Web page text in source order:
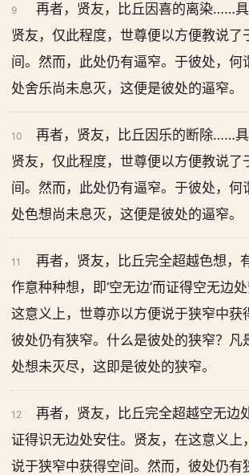
9
再者，贤友，比丘因喜的离染……具
贤友，仅此程度，世尊便以方便教说了
间。然而，此处仍有逼窄。于彼处，何
处舍乐尚未息灭，这便是彼处的逼窄。
10
再者，贤友，比丘因乐的断除……具
贤友，仅此程度，世尊便以方便教说了
间。然而，此处仍有逼窄。于彼处，何
处色想尚未息灭，这便是彼处的逼窄。
11
再者，贤友，比丘完全超越色想，
作意种种想，即‘空无边’而证得空无边
这意义上，世尊亦以方便说于狭窄中获
彼处仍有狭窄。什么是彼处的狭窄？凡
处想未灭尽，这即是彼处的狭窄。
12
再者，贤友，比丘完全超越空无边
证得识无边处安住。贤友，在这意义上
说于狭窄中获得空间。然而，彼处仍有